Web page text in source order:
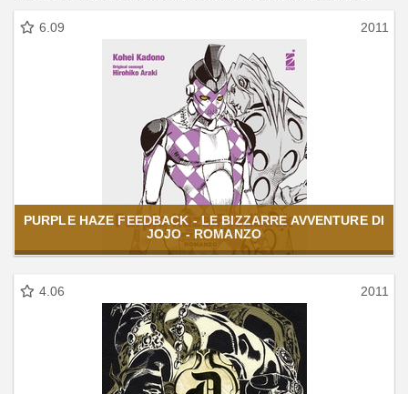
6.09 2011
PURPLE HAZE FEEDBACK - LE BIZZARRE AVVENTURE DI
JOJO - ROMANZO
4.06 2011